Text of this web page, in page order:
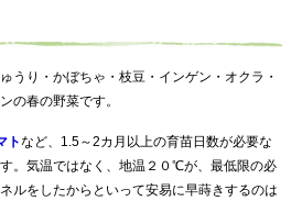
うり・かぼちゃ・枝豆・インゲン・オクラ・
の春の野菜です。
トなど、1.5～2カ月以上の育苗日数が必要な
。気温ではなく、地温２０℃が、最低限の必
ルをしたからといって安易に早蒔きするのは